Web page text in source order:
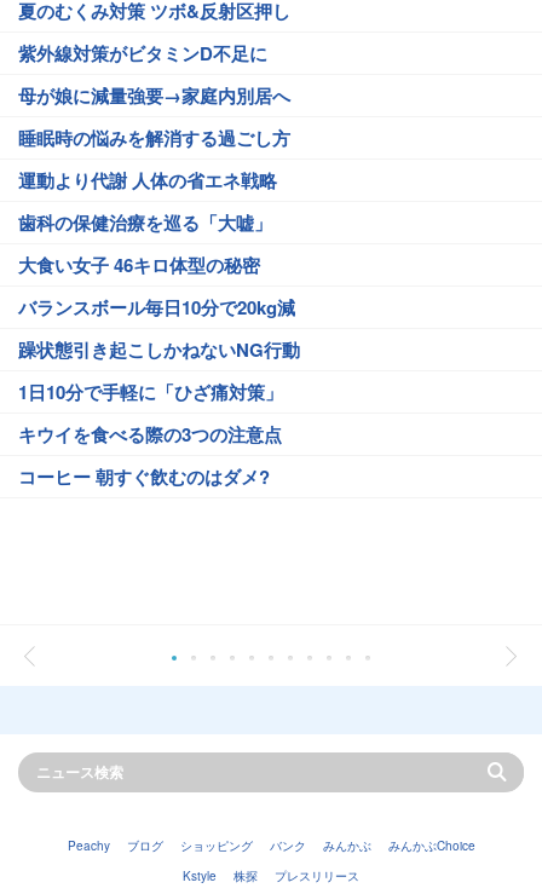
夏のむくみ対策 ツボ&反射区押し
紫外線対策がビタミンD不足に
母が娘に減量強要→家庭内別居へ
睡眠時の悩みを解消する過ごし方
運動より代謝 人体の省エネ戦略
歯科の保健治療を巡る「大嘘」
大食い女子 46キロ体型の秘密
バランスボール毎日10分で20kg減
躁状態引き起こしかねないNG行動
1日10分で手軽に「ひざ痛対策」
キウイを食べる際の3つの注意点
コーヒー 朝すぐ飲むのはダメ?
Peachy ブログ ショッピング バンク みんかぶ
みんかぶChoice
Kstyle
株探 プレスリリース